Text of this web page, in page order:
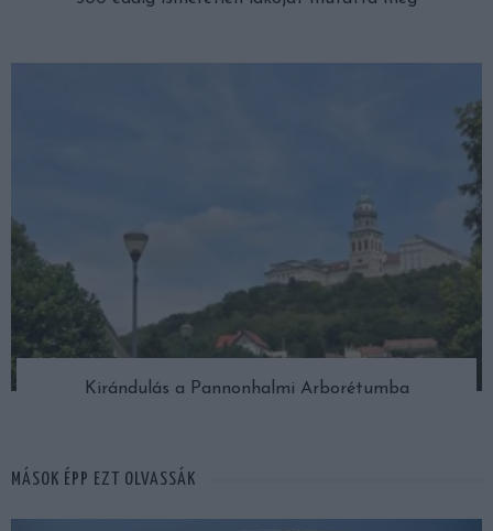
Kirándulás a Pannonhalmi Arborétumba
MÁSOK ÉPP EZT OLVASSÁK